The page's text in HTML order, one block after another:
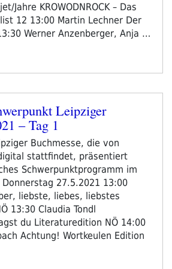
Jahre KROWODNROCK – Das
12 13:00 Martin Lechner Der
Werner Anzenberger, Anja …
Leipziger
– Tag 1
Buchmesse, die von
stattfindet, präsentiert
Schwerpunktprogramm im
Donnerstag 27.5.2021 13:00
liebste, liebes, liebstes
13:30 Claudia Tondl
du Literaturedition NÖ 14:00
Achtung! Wortkeulen Edition